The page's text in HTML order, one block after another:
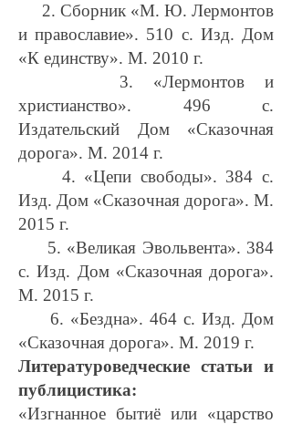
2. Сборник «М. Ю. Лермонтов
и православие». 510 с. Изд. Дом
«К единству». М. 2010 г.
3. «Лермонтов и
христианство». 496 с.
Издательский Дом «Сказочная
дорога». М. 2014 г.
4. «Цепи свободы». 384 с.
Изд. Дом «Сказочная дорога». М.
2015 г.
5. «Великая Эвольвента». 384
с. Изд. Дом «Сказочная дорога».
М. 2015 г.
6. «Бездна». 464 с. Изд. Дом
«Сказочная дорога». М. 2019 г.
Литературоведческие статьи и
публицистика:
«Изгнанное бытиё или «царство